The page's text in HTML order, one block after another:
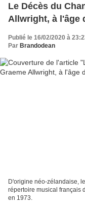
Le Décès du
Allwright, à l'âge
Publié le 16/02/2020 à
Par Brandodean
D'origine néo-zélandaise,
répertoire musical français
en 1973.